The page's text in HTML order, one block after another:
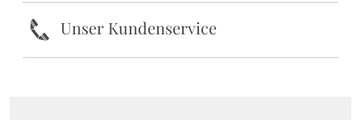
k Unser Kundenservice